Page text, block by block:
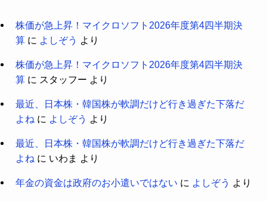
株価が急上昇！マイクロソフト2026年度第4四半期決
算に よしぞう より
株価が急上昇！マイクロソフト2026年度第4四半期決
算に スタッフー より
最近、日本株・韓国株が軟調だけど行き過ぎた下落だ
よね に よしぞう より
最近、日本株・韓国株が軟調だけど行き過ぎた下落だ
よね に いわま より
年金の資金は政府のお小遣いではない に よしぞう より